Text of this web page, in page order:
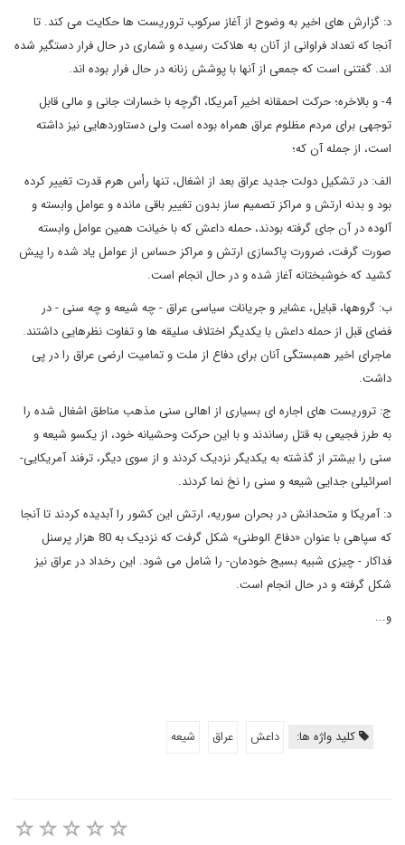
د: گزارش های اخیر به وضوح از آغاز سرکوب تروریست ها حکایت می کند. تا
آنجا که تعداد فراوانی از آنان به هلاکت رسیده و شماری در حال فرار دستگیر شده
اند. گفتنی است که جمعی از آنها با پوشش زنانه در حال فرار بوده اند.
4- و بالاخره؛ حرکت احمقانه اخیر آمریکا، اگرچه با خسارات جانی و مالی قابل
توجهی برای مردم مظلوم عراق همراه بوده است ولی دستاوردهایی نیز داشته
است، از جمله آن که؛
الف: در تشکیل دولت جدید عراق بعد از اشغال، تنها رأس هرم قدرت تغییر کرده
بود و بدنه ارتش و مراکز تصمیم ساز بدون تغییر باقی مانده و عوامل وابسته و
آلوده در آن جای گرفته بودند، حمله داعش که با خیانت همین عوامل وابسته
صورت گرفت، ضرورت پاکسازی ارتش و مراکز حساس از عوامل یاد شده را پیش
کشید که خوشبختانه آغاز شده و در حال انجام است.
ب: گروهها، قبایل، عشایر و جریانات سیاسی عراق - چه شیعه و چه سنی - در
فضای قبل از حمله داعش با یکدیگر اختلاف سلیقه ها و تفاوت نظرهایی داشتند.
ماجرای اخیر همبستگی آنان برای دفاع از ملت و تمامیت ارضی عراق را در پی
داشت.
ج: تروریست های اجاره ای بسیاری از اهالی سنی مذهب مناطق اشغال شده را
به طرز فجیعی به قتل رساندند و با این حرکت وحشیانه خود، از یکسو شیعه و
سنی را بیشتر از گذشته به یکدیگر نزدیک کردند و از سوی دیگر، ترفند آمریکایی-
اسرائیلی جدایی شیعه و سنی را نخ نما کردند.
د: آمریکا و متحدانش در بحران سوریه، ارتش این کشور را آبدیده کردند تا آنجا
که سپاهی با عنوان «دفاع الوطنی» شکل گرفت که نزدیک به 80 هزار پرسنل
فداکار - چیزی شبیه بسیج خودمان- را شامل می شود. این رخداد در عراق نیز
شکل گرفته و در حال انجام است.
و...
کلید واژه ها: داعش عراق شیعه